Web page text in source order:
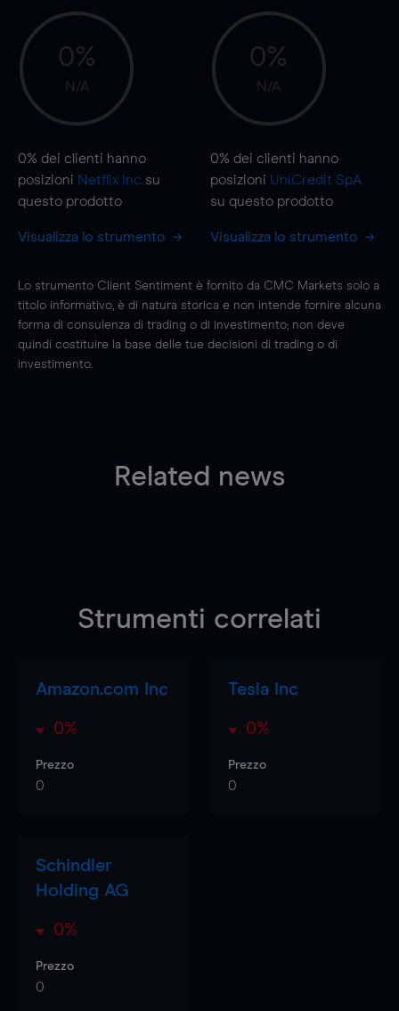
0%
N/A
0% dei clienti hanno
posizioni Netflix Inc su
questo prodotto
Visualizza lo strumento
0%
N/A
0% dei clienti hanno
posizioni UniCredit SpA
su questo prodotto
Visualizza lo strumento
Lo strumento Client Sentiment è fornito da CMC Markets solo a
titolo informativo, è di natura storica e non intende fornire alcuna
forma di consulenza di trading o di investimento; non deve
quindi costituire la base delle tue decisioni di trading o di
investimento.
Related news
Strumenti correlati
Amazon.com Inc
0%
Prezzo
0
Tesla Inc
0%
Prezzo
0
Schindler
Holding AG
0%
Prezzo
0